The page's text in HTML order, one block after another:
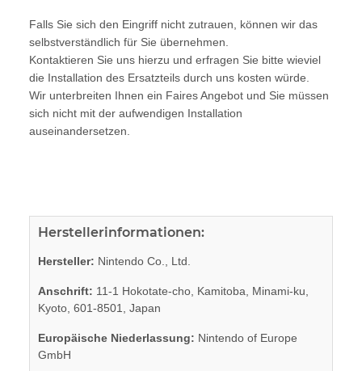
Falls Sie sich den Eingriff nicht zutrauen, können wir das
selbstverständlich für Sie übernehmen.
Kontaktieren Sie uns hierzu und erfragen Sie bitte wieviel
die Installation des Ersatzteils durch uns kosten würde.
Wir unterbreiten Ihnen ein Faires Angebot und Sie müssen
sich nicht mit der aufwendigen Installation
auseinandersetzen.
Herstellerinformationen:
Hersteller: Nintendo Co., Ltd.
Anschrift: 11-1 Hokotate-cho, Kamitoba, Minami-ku,
Kyoto, 601-8501, Japan
Europäische Niederlassung: Nintendo of Europe
GmbH